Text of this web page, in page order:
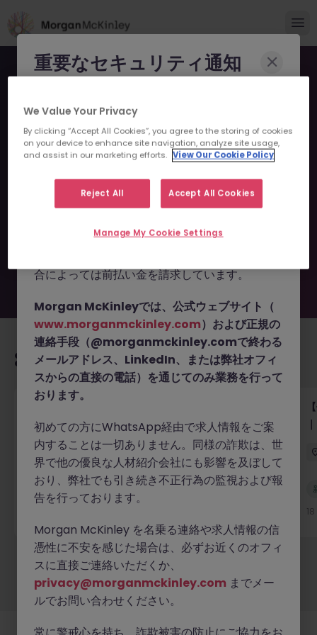
申し訳ございません。こちら
の求人の掲載は終了しまし
た。
あなたにおすすめの求人
キング・マーケット・証券サービス法務
東京 正社員 業界水準による
新着
もっと見る
採用企業様新着求人最新トピックス当社について 法務 クッキーの設定
重要なセキュリティ通知
になりすまし、求職者を詐欺に巻き込もうとする
事例が報告されています。
morganmckinleyjob.com、
morganmckinleyhire.com）を使用し、虚偽の
で、WhatsApp などのメッセージアプリを通じ
合によっては前払い金を請求しています。
Morgan McKinleyでは、公式ウェブサイト（
www.morganmckinley.com）および正規の
連絡手段（@morganmckinley.comで終わる
メールアドレス、LinkedIn、または弊社オフィ
スからの直接の電話）を通じてのみ業務を行って
おります。
初めての方にWhatsApp経由で求人情報をご案
内することは一切ありません。同様の詐欺は、世
界で他の優良な人材紹介会社にも影響を及ぼして
おり、弊社でも引き続き不正行為の監視および報
告を行っております。
Morgan McKinley を名乗る連絡や求人情報の信
憑性に不安を感じた場合は、必ずお近くのオフィ
スに直接ご連絡いただくか、
privacy@morganmckinley.com までメー
ルでお問い合わせください。
We Value Your Privacy
By clicking “Accept All Cookies”, you agree to the storing of cookies
on your device to enhance site navigation, analyze site usage,
and assist in our marketing efforts. View Our Cookie Policy
Reject All Accept All Cookies
Manage My Cookie Settings